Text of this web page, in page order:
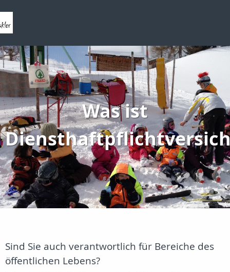
Was ist
Sind Sie auch verantwortlich für Bereiche des
öffentlichen Lebens?